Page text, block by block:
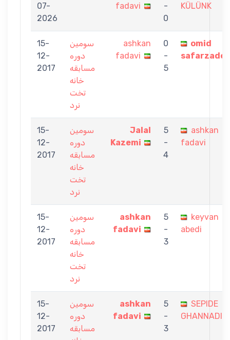
07-
2026
fadavi
-
0
KÜLÜNK
15-
12-
2017
سومین
دوره
مسابقه
خانه
تخت
نرد
ashkan
fadavi
0
-
5
omid
15-
12-
2017
سومین
دوره
مسابقه
خانه
تخت
نرد
Jalal
Kazemi
5
-
4
ashkan
fadavi
15-
12-
2017
سومین
دوره
مسابقه
خانه
تخت
نرد
ashkan
fadavi
5
-
3
keyvan
abedi
15-
12-
2017
سومین
دوره
مسابقه
ashkan
fadavi
5
-
3
SEPIDE
GHANNADI